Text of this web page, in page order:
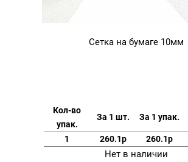
Сетка на бумаге 10мм
Кол-во
упак.
За 1 шт. За 1 упак.
1 260.1р 260.1р
Нет в наличии